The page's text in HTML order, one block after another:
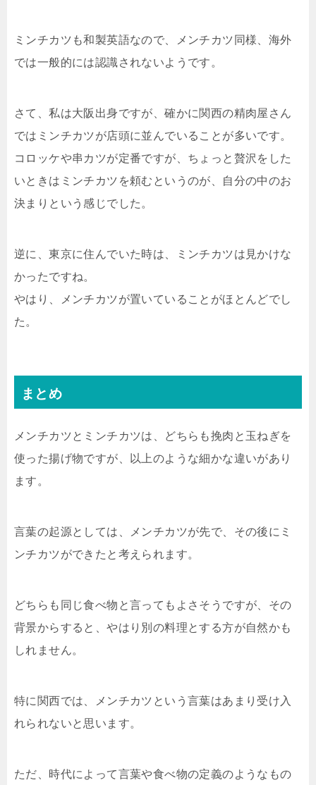
ミンチカツも和製英語なので、メンチカツ同様、海外
では一般的には認識されないようです。
さて、私は大阪出身ですが、確かに関西の精肉屋さん
ではミンチカツが店頭に並んでいることが多いです。
コロッケや串カツが定番ですが、ちょっと贅沢をした
いときはミンチカツを頼むというのが、自分の中のお
決まりという感じでした。
逆に、東京に住んでいた時は、ミンチカツは見かけな
かったですね。
やはり、メンチカツが置いていることがほとんどでし
た。
まとめ
メンチカツとミンチカツは、どちらも挽肉と玉ねぎを
使った揚げ物ですが、以上のような細かな違いがあり
ます。
言葉の起源としては、メンチカツが先で、その後にミ
ンチカツができたと考えられます。
どちらも同じ食べ物と言ってもよさそうですが、その
背景からすると、やはり別の料理とする方が自然かも
しれません。
特に関西では、メンチカツという言葉はあまり受け入
れられないと思います。
ただ、時代によって言葉や食べ物の定義のようなもの